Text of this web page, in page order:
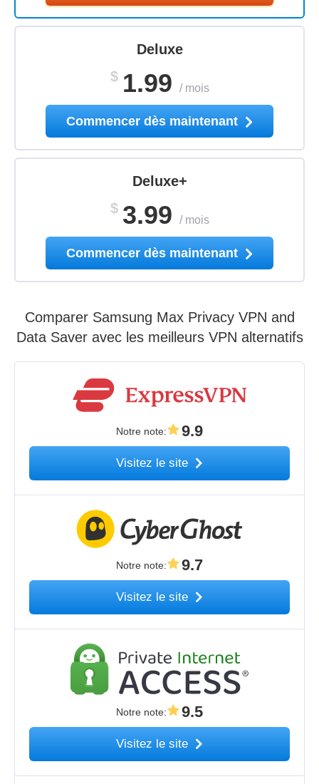
Deluxe
$ 1.99 / mois
Commencer dès maintenant
Deluxe+
$ 3.99 / mois
Commencer dès maintenant
Comparer Samsung Max Privacy VPN and
Data Saver avec les meilleurs VPN alternatifs
Notre note: 9.9
Visitez le site
Notre note: 9.7
Visitez le site
Notre note: 9.5
Visitez le site